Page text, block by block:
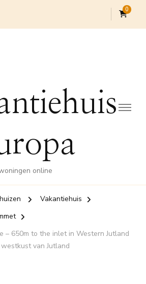
0
online
Vakantiehuis
– 650m to the inlet in Western Jutland
van Jutland